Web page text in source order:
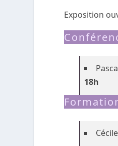
Exposition
18h